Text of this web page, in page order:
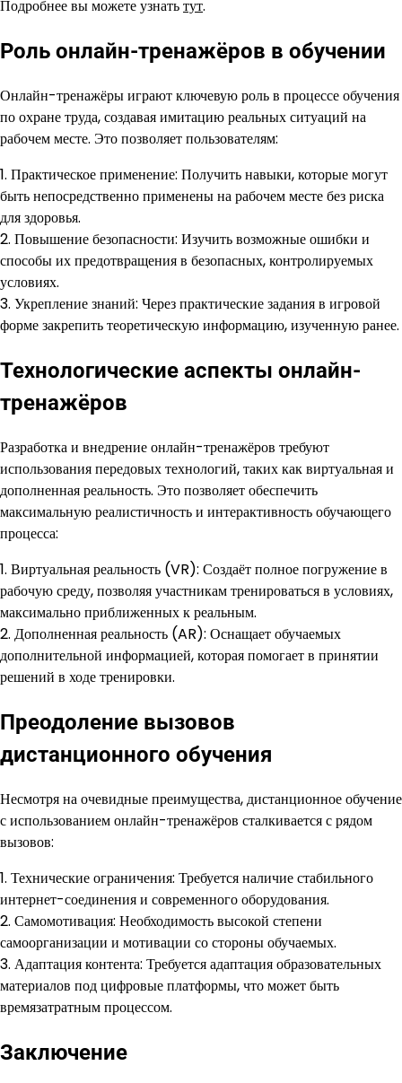
Подробнее вы можете узнатьтут.
Роль онлайн-тренажёров в обучении
Онлайн-тренажёры играют ключевую роль в процессе обучения
по охране труда, создавая имитацию реальных ситуаций на
рабочем месте. Это позволяет пользователям:
1. Практическое применение: Получить навыки, которые могут
быть непосредственно применены на рабочем месте без риска
для здоровья.
2. Повышение безопасности: Изучить возможные ошибки и
способы их предотвращения в безопасных, контролируемых
условиях.
3. Укрепление знаний: Через практические задания в игровой
форме закрепить теоретическую информацию, изученную ранее.
Технологические аспекты онлайн-
тренажёров
Разработка и внедрение онлайн-тренажёров требуют
использования передовых технологий, таких как виртуальная и
дополненная реальность. Это позволяет обеспечить
максимальную реалистичность и интерактивность обучающего
процесса:
1. Виртуальная реальность (VR): Создаёт полное погружение в
рабочую среду, позволяя участникам тренироваться в условиях,
максимально приближенных к реальным.
2. Дополненная реальность (AR): Оснащает обучаемых
дополнительной информацией, которая помогает в принятии
решений в ходе тренировки.
Преодоление вызовов
дистанционного обучения
Несмотря на очевидные преимущества, дистанционное обучение
с использованием онлайн-тренажёров сталкивается с рядом
вызовов:
1. Технические ограничения: Требуется наличие стабильного
интернет-соединения и современного оборудования.
2. Самомотивация: Необходимость высокой степени
самоорганизации и мотивации со стороны обучаемых.
3. Адаптация контента: Требуется адаптация образовательных
материалов под цифровые платформы, что может быть
времязатратным процессом.
Заключение